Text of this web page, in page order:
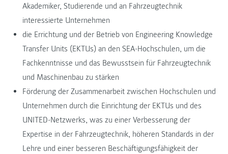
Akademiker, Studierende und an Fahrzeugtechnik
interessierte Unternehmen
die Errichtung und der Betrieb von Engineering Knowledge
Transfer Units (EKTUs) an den SEA-Hochschulen, um die
Fachkenntnisse und das Bewusstsein für Fahrzeugtechnik
und Maschinenbau zu stärken
Förderung der Zusammenarbeit zwischen Hochschulen und
Unternehmen durch die Einrichtung der EKTUs und des
UNITED-Netzwerks, was zu einer Verbesserung der
Expertise in der Fahrzeugtechnik, höheren Standards in der
Lehre und einer besseren Beschäftigungsfähigkeit der